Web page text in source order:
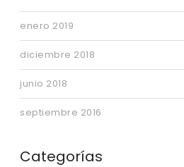
enero 2019
diciembre 2018
junio 2018
septiembre 2016
Categorías